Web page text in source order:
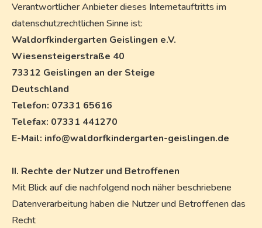
Verantwortlicher Anbieter dieses Internetauftritts im
datenschutzrechtlichen Sinne ist:
Waldorfkindergarten Geislingen e.V.
Wiesensteigerstraße 40
73312 Geislingen an der Steige
Deutschland
Telefon: 07331 65616
Telefax: 07331 441270
E-Mail: info@waldorfkindergarten-geislingen.de
II. Rechte der Nutzer und Betroffenen
Mit Blick auf die nachfolgend noch näher beschriebene
Datenverarbeitung haben die Nutzer und Betroffenen das
Recht